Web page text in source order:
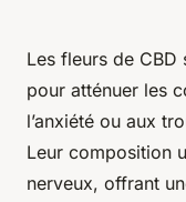
Les fleurs de
pour atténuer les
l’anxiété ou aux
Leur composition
nerveux, offrant